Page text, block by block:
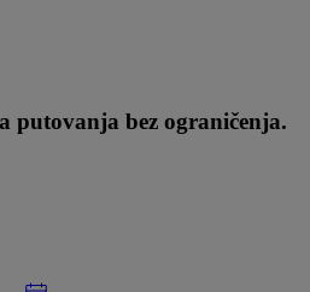
putovanja bez ograničenja.